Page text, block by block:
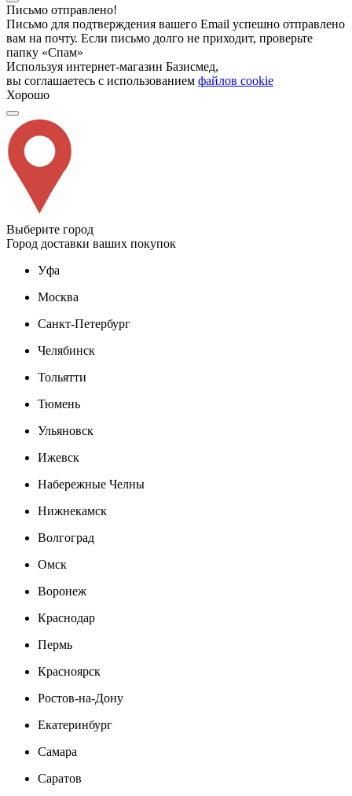
Письмо отправлено!
Письмо для подтверждения вашего Email успешно отправлено
вам на почту. Если письмо долго не приходит, проверьте
папку «Спам»
Используя интернет-магазин Базисмед,
вы соглашаетесь с использованием файлов cookie
Хорошо
Выберите город
Город доставки ваших покупок
Уфа
Москва
Санкт-Петербург
Челябинск
Тольятти
Тюмень
Ульяновск
Ижевск
Набережные Челны
Нижнекамск
Волгоград
Омск
Воронеж
Краснодар
Пермь
Красноярск
Ростов-на-Дону
Екатеринбург
Самара
Саратов